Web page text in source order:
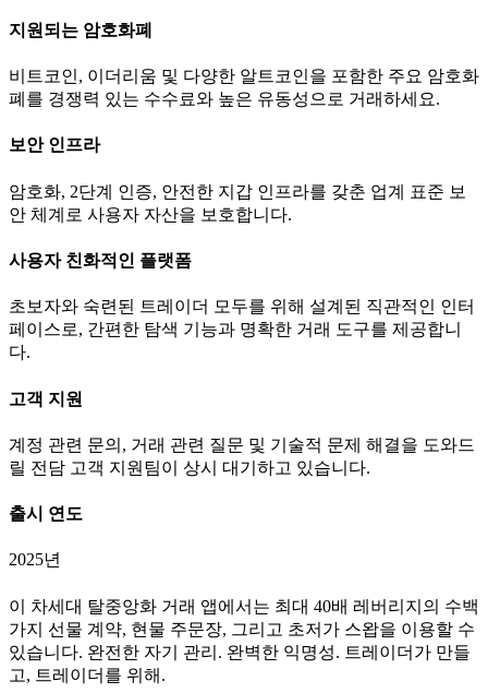
지원되는 암호화폐
비트코인, 이더리움 및 다양한 알트코인을 포함한 주요 암호화
폐를 경쟁력 있는 수수료와 높은 유동성으로 거래하세요.
보안 인프라
암호화, 2단계 인증, 안전한 지갑 인프라를 갖춘 업계 표준 보
안 체계로 사용자 자산을 보호합니다.
사용자 친화적인 플랫폼
초보자와 숙련된 트레이더 모두를 위해 설계된 직관적인 인터
페이스로, 간편한 탐색 기능과 명확한 거래 도구를 제공합니
다.
고객 지원
계정 관련 문의, 거래 관련 질문 및 기술적 문제 해결을 도와드
릴 전담 고객 지원팀이 상시 대기하고 있습니다.
출시 연도
2025년
이 차세대 탈중앙화 거래 앱에서는 최대 40배 레버리지의 수백
가지 선물 계약, 현물 주문장, 그리고 초저가 스왑을 이용할 수
있습니다. 완전한 자기 관리. 완벽한 익명성. 트레이더가 만들
고, 트레이더를 위해.